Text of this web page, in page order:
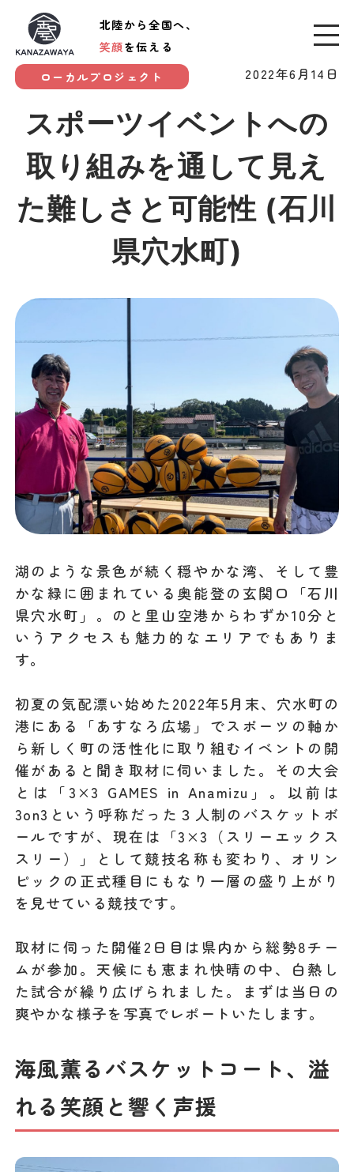
北陸から全国へ、
笑顔を伝える
ローカルプロジェクト
2022年6月14日
スポーツイベントへの
取り組みを通して見え
た難しさと可能性 (石川
県穴水町)
湖のような景色が続く穏やかな湾、そして豊
かな緑に囲まれている奥能登の玄関口「石川
県穴水町」。のと里山空港からわずか10分と
いうアクセスも魅力的なエリアでもありま
す。
初夏の気配漂い始めた2022年5月末、穴水町の
港にある「あすなろ広場」でスポーツの軸か
ら新しく町の活性化に取り組むイベントの開
催があると聞き取材に伺いました。その大会
とは「3×3 GAMES in Anamizu」。以前は
3on3という呼称だった３人制のバスケットボ
ールですが、現在は「3×3（スリーエックス
スリー）」として競技名称も変わり、オリン
ピックの正式種目にもなり一層の盛り上がり
を見せている競技です。
取材に伺った開催2日目は県内から総勢8チー
ムが参加。天候にも恵まれ快晴の中、白熱し
た試合が繰り広げられました。まずは当日の
爽やかな様子を写真でレポートいたします。
海風薫るバスケットコート、溢
れる笑顔と響く声援